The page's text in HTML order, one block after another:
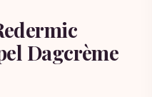
Dagcrème